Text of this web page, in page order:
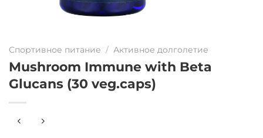
Спортивное питание / Активное долголетие
Mushroom Immune with Beta
Glucans (30 veg.caps)